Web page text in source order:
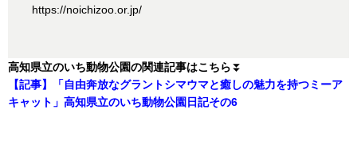
https://noichizoo.or.jp/
高知県立のいち動物公園の関連記事はこちら⏬
【記事】「自由奔放なグラントシマウマと癒しの魅力を持つミーア
キャット」高知県立のいち動物公園日記その6